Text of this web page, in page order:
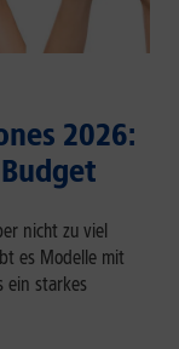
2026:
nicht zu viel
es Modelle mit
ein starkes